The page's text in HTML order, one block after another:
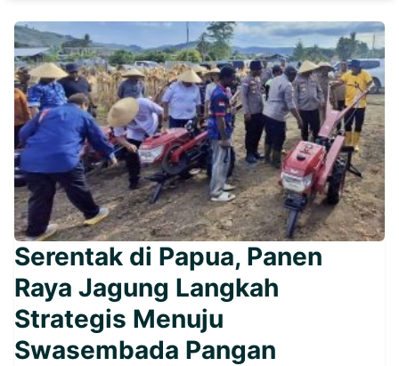
Serentak di Papua, Panen
Raya Jagung Langkah
Strategis Menuju
Swasembada Pangan